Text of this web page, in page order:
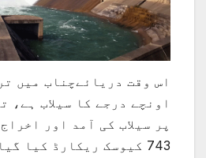
اس وقت دریائےچناب میں
اونچے درجے کا سیلاب ہے،
743 کیوسک ریکارڈ کیا